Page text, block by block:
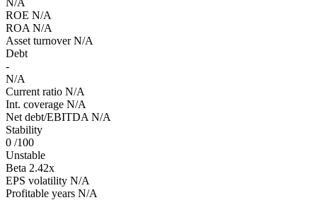
N/A
ROE N/A
ROA N/A
Asset turnover N/A
Debt
-
N/A
Current ratio N/A
Int. coverage N/A
Net debt/EBITDA N/A
Stability
0 /100
Unstable
Beta 2.42x
EPS volatility N/A
Profitable years N/A